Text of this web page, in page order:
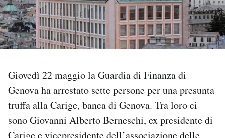
NEWSLETTER
I MIEI PREFERITI
SHOP
CALENDARIO
Giovedì 22 maggio la Guardia di Finanza di
Genova ha arrestato sette persone per una presunta
truffa alla Carige, banca di Genova. Tra loro ci
sono Giovanni Alberto Berneschi, ex presidente di
Carige e vicepresidente dell’associazione delle